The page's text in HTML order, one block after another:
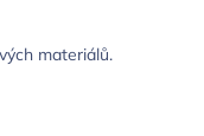
materiálů.